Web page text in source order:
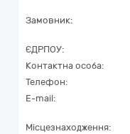
Замовник:
ЄДРПОУ:
Контактна особа:
Телефон:
E-mail:
Місцезнаходження: